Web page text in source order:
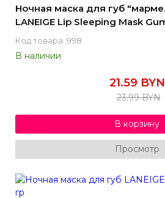
Ночная маска для губ
LANEIGE Lip Sleeping Mask
Код товара: 998
В наличии
21.59 BYN
23.99 BYN
В корзину
Просмотр